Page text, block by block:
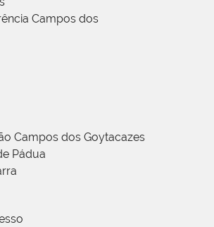
Campos dos
Campos dos Goytacazes
Pádua